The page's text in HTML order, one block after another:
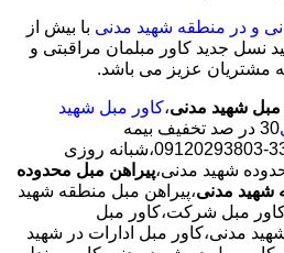
و در منطقه شهید مدنی با بیش از
نسل جدید کاور مبلمان مراقبتی و
مشتریان عزیز می باشد.
مبل شهید مدنی،کاور مبل شهید
30 در صد تخفیف بیمه
رایگان،66392149-33281909-09120293803،شبانه روزی
شهید مدنی،پیراهن مبل محدوده
شهید مدنی،پیراهن مبل منطقه شهید
مبل شرکت،کاور مبل
مدنی،کاور مبل ادارات در شهید